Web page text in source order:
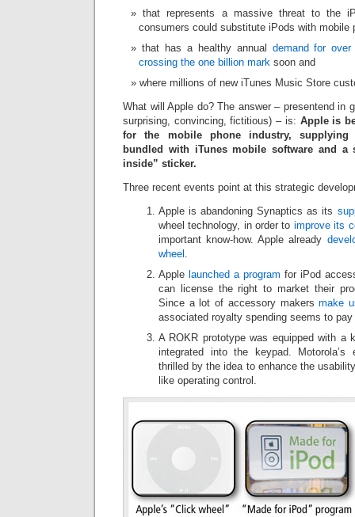
that represents a massive threat to the
consumers could substitute iPods with mobile
that has a healthy annual demand for
crossing the one billion mark soon and
where millions of new iTunes Music Store
What will Apple do? The answer – presentend in
surprising, convincing, fictitious) – is: Apple is
for the mobile phone industry, supplying
bundled with iTunes mobile software and a
inside” sticker.
Three recent events point at this strategic
Apple is abandoning Synaptics as its
wheel technology, in order to improve its
important know-how. Apple already
wheel .
Apple launched a program for iPod
can license the right to market their
Since a lot of accessory makersmake
associated royalty spending seems to
A ROKR prototype was equipped with a
integrated into the keypad. Motorola’s
thrilled by the idea to enhance the
like operating control.